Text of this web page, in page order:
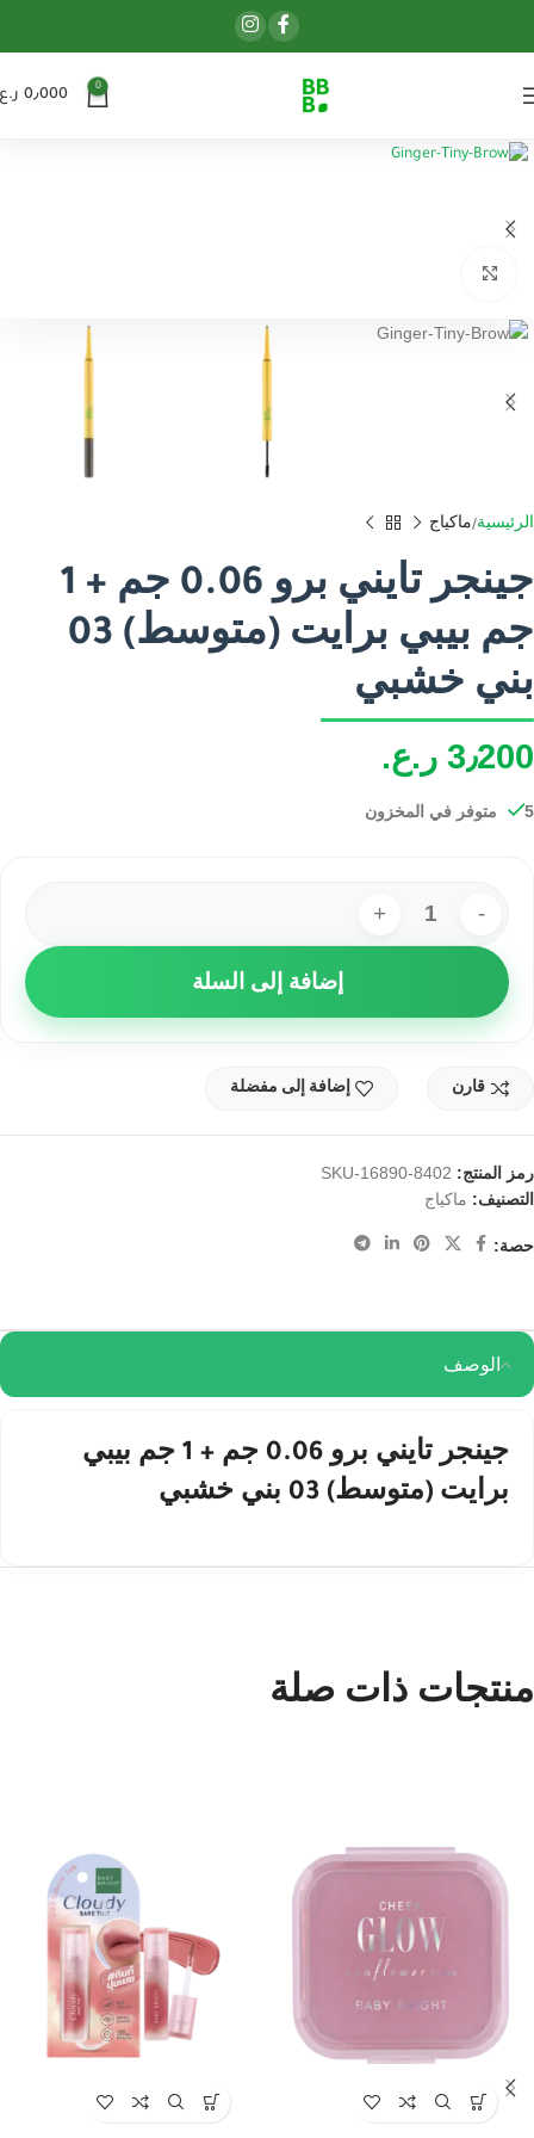
0
0٫000
الرئيسية ماكياج
جينجر تايني برو 0.06 جم + 1
جم بيبي برايت (متوسط) 03
بني خشبي
3٫200 ر.ع.
5 متوفر في المخزون
إضافة إلى السلة
قارن إضافة إلى مفضلة
رمز المنتج: SKU-16890-8402
التصنيف: ماكياج
حصة:
الوصف
جينجر تايني برو 0.06 جم + 1 جم بيبي
برايت (متوسط) 03 بني خشبي
منتجات ذات صلة